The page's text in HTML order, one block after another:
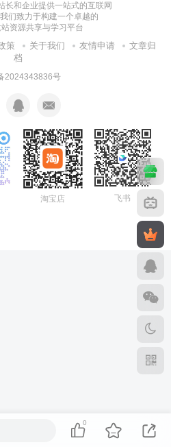
长和企业提供一站式的互联网
们致力于构建一个卓越的
资源共享与学习平台
策 关于我们 友情申请
文章归
档
2024343836号
淘宝店 飞书
0